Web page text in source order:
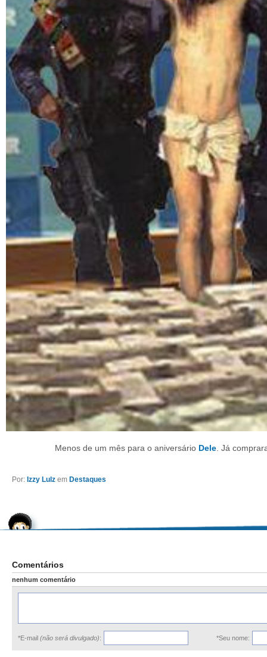
Menos de um mês para o aniversário Dele . Já
Por: Izzy Lulz em Destaques
Comentários
nenhum comentário
*E-mail (não será divulgado): *Seu nome: